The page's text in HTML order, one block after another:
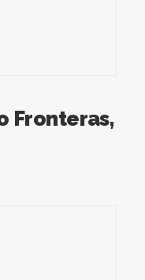
Fronteras,